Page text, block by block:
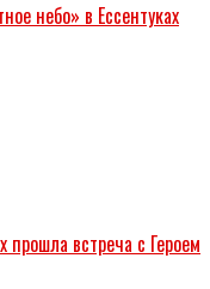
небо» в Ессентуках
прошла встреча с Героем